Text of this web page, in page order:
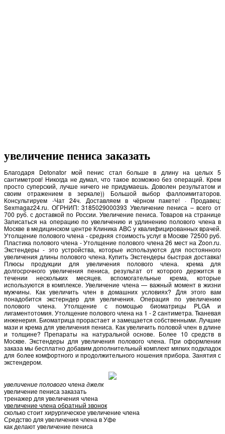
увеличение пениса заказать
Благодаря Detonator мой пенис стал больше в длину на целых 5
сантиметров! Никогда не думал, что такое возможно без операций. Крем
просто суперский, лучше ничего не придумаешь. Доволен результатом и
своим отражением в зеркале)) Большой выбор фаллоимитаторов.
Консультируем -Чат 24ч. Доставляем в чёрном пакете! · Продавец:
Sexmagaz24.ru. ОГРНИП: 3185029000393 Увеличение пениса – всего от
700 руб. с доставкой по России. Увеличение пениса. Товаров на странице
Записаться на операцию по увеличению и удлинению полового члена в
Москве в медицинском центре Клиника ABC у квалифицированных врачей.
Утолщение полового члена - средняя стоимость услуг в Москве 72500 руб.
Пластика полового члена - Утолщение полового члена 26 мест на Zoon.ru.
Экстендеры - это устройства, которые используются для постоянного
увеличения длины полового члена. Купить Экстендеры быстрая доставка!
Плюсы продукции для увеличения полового члена. крема для
долгосрочного увеличения пениса, результат от которого держится в
течении нескольких месяцев. вспомогательные крема, которые
используются в комплексе. Увеличение члена — важный момент в жизни
мужчины. Как увеличить член в домашних условиях? Для этого вам
понадобится экстерндер для увеличения. Операция по увеличению
полового члена. Утолщение с помощью биоматрицы PLGA и
лигаментотомия. Утолщение полового члена на 1 - 2 сантиметра. Тканевая
инженерия. Биоматрица прорастает и замещается собственными. Лучшие
мази и крема для увеличения пениса. Как увеличить половой член в длине
и толщине? Препараты на натуральной основе. Более 10 средств в
Москве. Экстендеры для увеличения полового члена. При оформлении
заказа мы бесплатно добавим дополнительный комплект мягких подкладок
для более комфортного и продолжительного ношения прибора. Занятия с
экстендером.
увеличение полового члена джелк
увеличение пениса заказать
тренажер для увеличения члена
увеличение члена обратный звонок
сколько стоит хирургическое увеличение члена
Средство для увеличения члена в Уфе
как делают увеличение пениса